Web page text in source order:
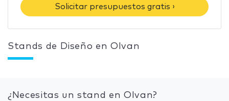
Solicitar presupuestos gratis ›
Stands de Diseño en Olvan
¿Necesitas un stand en Olvan?